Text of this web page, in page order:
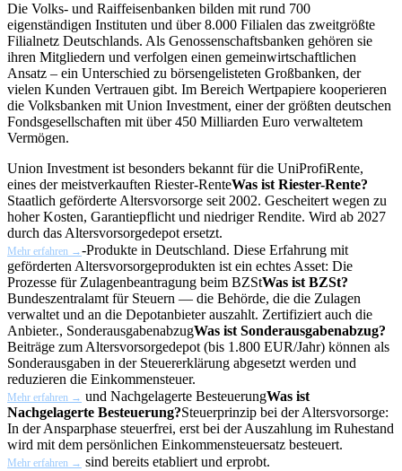
Die Volks- und Raiffeisenbanken bilden mit rund 700
eigenständigen Instituten und über 8.000 Filialen das zweitgrößte
Filialnetz Deutschlands. Als Genossenschaftsbanken gehören sie
ihren Mitgliedern und verfolgen einen gemeinwirtschaftlichen
Ansatz – ein Unterschied zu börsengelisteten Großbanken, der
vielen Kunden Vertrauen gibt. Im Bereich Wertpapiere kooperieren
die Volksbanken mit Union Investment, einer der größten deutschen
Fondsgesellschaften mit über 450 Milliarden Euro verwaltetem
Vermögen.
Union Investment ist besonders bekannt für die UniProfiRente,
eines der meistverkauften Riester-RenteWas ist Riester-Rente?
Staatlich geförderte Altersvorsorge seit 2002. Gescheitert wegen zu
hoher Kosten, Garantiepflicht und niedriger Rendite. Wird ab 2027
durch das Altersvorsorgedepot ersetzt.
Mehr erfahren →-Produkte in Deutschland. Diese Erfahrung mit
geförderten Altersvorsorgeprodukten ist ein echtes Asset: Die
Prozesse für Zulagenbeantragung beim BZStWas ist BZSt?
Bundeszentralamt für Steuern — die Behörde, die die Zulagen
verwaltet und an die Depotanbieter auszahlt. Zertifiziert auch die
Anbieter., SonderausgabenabzugWas ist Sonderausgabenabzug?
Beiträge zum Altersvorsorgedepot (bis 1.800 EUR/Jahr) können als
Sonderausgaben in der Steuererklärung abgesetzt werden und
reduzieren die Einkommensteuer.
Mehr erfahren → und Nachgelagerte BesteuerungWas ist
Nachgelagerte Besteuerung?Steuerprinzip bei der Altersvorsorge:
In der Ansparphase steuerfrei, erst bei der Auszahlung im Ruhestand
wird mit dem persönlichen Einkommensteuersatz besteuert.
Mehr erfahren → sind bereits etabliert und erprobt.